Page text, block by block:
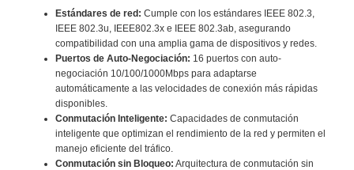
Estándares de red: Cumple con los estándares IEEE 802.3,
IEEE 802.3u, IEEE802.3x e IEEE 802.3ab, asegurando
compatibilidad con una amplia gama de dispositivos y redes.
Puertos de Auto-Negociación: 16 puertos con auto-
negociación 10/100/1000Mbps para adaptarse
automáticamente a las velocidades de conexión más rápidas
disponibles.
Conmutación Inteligente: Capacidades de conmutación
inteligente que optimizan el rendimiento de la red y permiten el
manejo eficiente del tráfico.
Conmutación sin Bloqueo: Arquitectura de conmutación sin